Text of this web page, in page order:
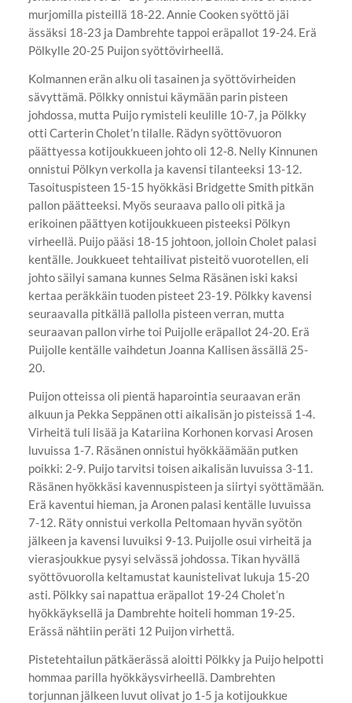
murjomilla pisteillä 18-22. Annie Cooken syöttö jäi
ässäksi 18-23 ja Dambrehte tappoi eräpallot 19-24. Erä
Pölkylle 20-25 Puijon syöttövirheellä.
Kolmannen erän alku oli tasainen ja syöttövirheiden
sävyttämä. Pölkky onnistui käymään parin pisteen
johdossa, mutta Puijo rymisteli keulille 10-7, ja Pölkky
otti Carterin Cholet’n tilalle. Rädyn syöttövuoron
päättyessa kotijoukkueen johto oli 12-8. Nelly Kinnunen
onnistui Pölkyn verkolla ja kavensi tilanteeksi 13-12.
Tasoituspisteen 15-15 hyökkäsi Bridgette Smith pitkän
pallon päätteeksi. Myös seuraava pallo oli pitkä ja
erikoinen päättyen kotijoukkueen pisteeksi Pölkyn
virheellä. Puijo pääsi 18-15 johtoon, jolloin Cholet palasi
kentälle. Joukkueet tehtailivat pisteitö vuorotellen, eli
johto säilyi samana kunnes Selma Räsänen iski kaksi
kertaa peräkkäin tuoden pisteet 23-19. Pölkky kavensi
seuraavalla pitkällä pallolla pisteen verran, mutta
seuraavan pallon virhe toi Puijolle eräpallot 24-20. Erä
Puijolle kentälle vaihdetun Joanna Kallisen ässällä 25-
20.
Puijon otteissa oli pientä haparointia seuraavan erän
alkuun ja Pekka Seppänen otti aikalisän jo pisteissä 1-4.
Virheitä tuli lisää ja Katariina Korhonen korvasi Arosen
luvuissa 1-7. Räsänen onnistui hyökkäämään putken
poikki: 2-9. Puijo tarvitsi toisen aikalisän luvuissa 3-11.
Räsänen hyökkäsi kavennuspisteen ja siirtyi syöttämään.
Erä kaventui hieman, ja Aronen palasi kentälle luvuissa
7-12. Räty onnistui verkolla Peltomaan hyvän syötön
jälkeen ja kavensi luvuiksi 9-13. Puijolle osui virheitä ja
vierasjoukkue pysyi selvässä johdossa. Tikan hyvällä
syöttövuorolla keltamustat kaunistelivat lukuja 15-20
asti. Pölkky sai napattua eräpallot 19-24 Cholet’n
hyökkäyksellä ja Dambrehte hoiteli homman 19-25.
Erässä nähtiin peräti 12 Puijon virhettä.
Pistetehtailun pätkäerässä aloitti Pölkky ja Puijo helpotti
hommaa parilla hyökkäysvirheellä. Dambrehten
torjunnan jälkeen luvut olivat jo 1-5 ja kotijoukkue